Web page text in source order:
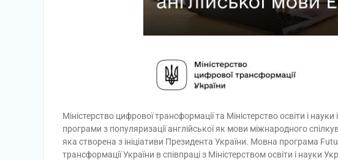
Міністерство цифрової трансформації та Міністерство освіти і
програми з популяризації англійської як мови міжнародного
яка створена з ініціативи Президента України. Мовна програма
трансформації України в співпраці з Міністерством освіти і науки